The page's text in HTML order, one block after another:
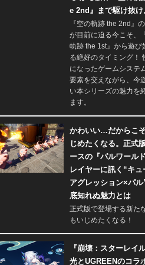
e 2nd』まで駆け抜け
『空の軌跡 the 2nd』
が目前に迫る今こそ、
軌跡 the 1st』から遊び
る絶好のタイミング！
になったゲームシステ
要素を交えながら、今
い本シリーズの魅力を
ます。
かわいい…だからこ
じめたくなる。正式
ースの『パルワール
レイヤーに訊く“キュ
アグレッション×パル
底知れぬ魅力とは
正式版で登場する新た
もいじめたくなる！
『崩壊：スターレイ
光とUGREENのコラ